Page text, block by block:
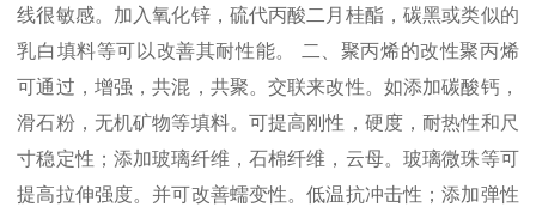
线很敏感。加入氧化锌，硫代丙酸二月桂酯，碳黑或类似的
乳白填料等可以改善其耐性能。 二、聚丙烯的改性聚丙烯
可通过，增强，共混，共聚。交联来改性。如添加碳酸钙，
滑石粉，无机矿物等填料。可提高刚性，硬度，耐热性和尺
寸稳定性；添加玻璃纤维，石棉纤维，云母。玻璃微珠等可
提高拉伸强度。并可改善蠕变性。低温抗冲击性；添加弹性